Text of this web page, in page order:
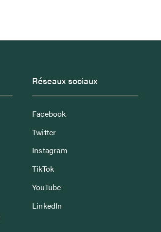
Réseaux sociaux
Facebook
Twitter
Instagram
TikTok
YouTube
LinkedIn